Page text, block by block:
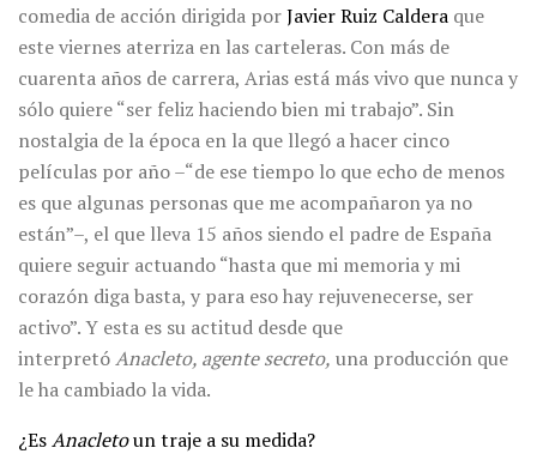
comedia de acción dirigida porJavier Ruiz Caldera que
este viernes aterriza en las carteleras. Con más de
cuarenta años de carrera, Arias está más vivo que nunca y
sólo quiere “ser feliz haciendo bien mi trabajo”. Sin
nostalgia de la época en la que llegó a hacer cinco
películas por año –“de ese tiempo lo que echo de menos
es que algunas personas que me acompañaron ya no
están”–, el que lleva 15 años siendo el padre de España
quiere seguir actuando “hasta que mi memoria y mi
corazón diga basta, y para eso hay rejuvenecerse, ser
activo”. Y esta es su actitud desde que
interpretóAnacleto, agente secreto, una producción que
le ha cambiado la vida.
¿EsAnacletoun traje a su medida?